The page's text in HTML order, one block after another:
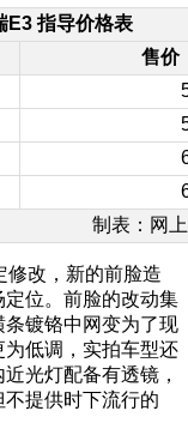
E3 指导价格表
售价
制表：网
修改，新的前脸造
位。前脸的改动集
镀铬中网变为了现
低调，实拍车型还
光灯配备有透镜，
提供时下流行的